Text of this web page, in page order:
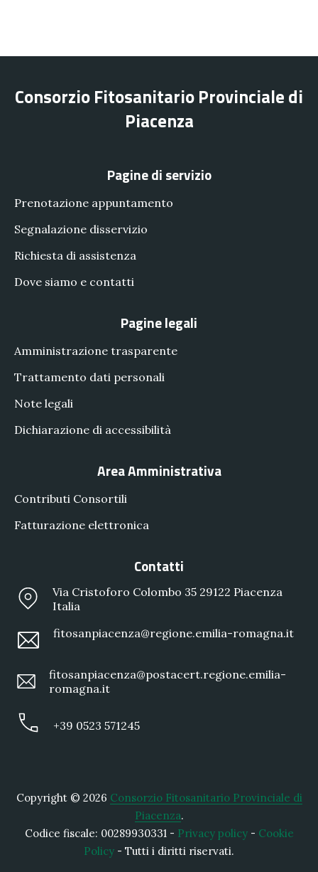
Consorzio Fitosanitario Provinciale di
Piacenza
Pagine di servizio
Prenotazione appuntamento
Segnalazione disservizio
Richiesta di assistenza
Dove siamo e contatti
Pagine legali
Amministrazione trasparente
Trattamento dati personali
Note legali
Dichiarazione di accessibilità
Area Amministrativa
Contributi Consortili
Fatturazione elettronica
Contatti
Via Cristoforo Colombo 35 29122 Piacenza
Italia
fitosanpiacenza@regione.emilia-romagna.it
fitosanpiacenza@postacert.regione.emilia-
romagna.it
+39 0523 571245
Copyright © 2026 Consorzio Fitosanitario Provinciale di
Piacenza.
Codice fiscale: 00289930331 - Privacy policy- Cookie
Policy - Tutti i diritti riservati.